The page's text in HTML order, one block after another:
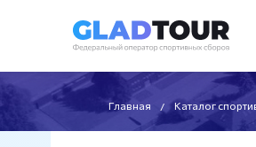
Главная Каталог